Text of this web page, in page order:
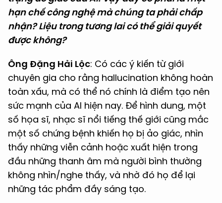
hạn chế công nghệ mà chúng ta phải chấp
nhận? Liệu trong tương lai có thể giải quyết
được không?
Ông Đặng Hải Lộc: Có các ý kiến từ giới
chuyên gia cho rằng hallucination không hoàn
toàn xấu, mà có thể nó chính là điểm tạo nên
sức mạnh của AI hiện nay. Để hình dung, một
số họa sĩ, nhạc sĩ nổi tiếng thế giới cũng mắc
một số chứng bệnh khiến họ bị ảo giác, nhìn
thấy những viễn cảnh hoặc xuất hiện trong
đầu những thanh âm mà người bình thường
không nhìn/nghe thấy, và nhờ đó họ để lại
những tác phẩm đầy sáng tạo.